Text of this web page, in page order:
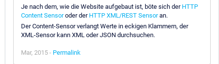
Je nach dem, wie die Website aufgebaut ist, böte sich der HTTP
Content Sensoroder der HTTP XML/REST Sensoran.
Der Content-Sensor verlangt Werte in eckigen Klammern, der
XML-Sensor kann XML oder JSON durchsuchen.
Mar, 2015 - Permalink